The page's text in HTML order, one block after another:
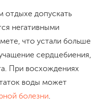
отдыхе допускать
негативными
что устали больше
сердцебиения,
При восхождениях
воды может
болезни.